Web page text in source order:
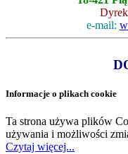
e-mail:
Informacje o plikach cookie
Ta strona używa plików
używania i możliwości
Czytaj więcej...